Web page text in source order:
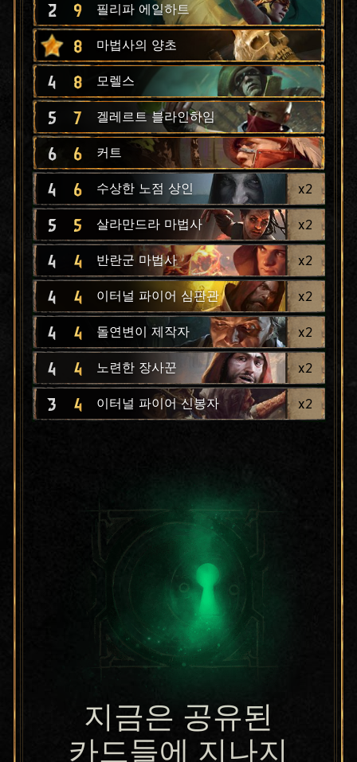
2 9 필리파 에일하트
8 마법사의 양초
4 8 모렐스
5 7 겔레르트 블라인하임
6 6 커트
4 6 수상한 노점 상인 x2
5 5 살라만드라 마법사 x2
4 4 반란군 마법사 x2
4 4 이터널 파이어 심판관 x2
4 4 돌연변이 제작자 x2
4 4 노련한 장사꾼 x2
3 4 이터널 파이어 신봉자 x2
지금은 공유된
카드들에 지나지